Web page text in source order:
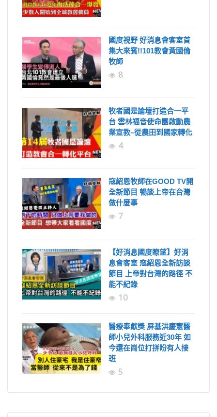
國度視野 好消息會客室首
集大來賓!!101教會黃國倫
牧師
8
牧者國是論壇打造合一平
台 雲林福音使命團啟動農
業宣教–從農田到國家轉化
4
寇紹恩牧師在GOOD TV開
全新節目 暢談上帝在台灣
做什麼事
7
【好消息國度瞭望】好消
息會客室 寇紹恩全新訪談
節目 上帝對台灣的路徑 不
能不紀錄
10
醫療奉獻獎 屏基洪慶憲醫
師小兒外科服務近30年 如
今還在崗位打拼盼有人接
班
5